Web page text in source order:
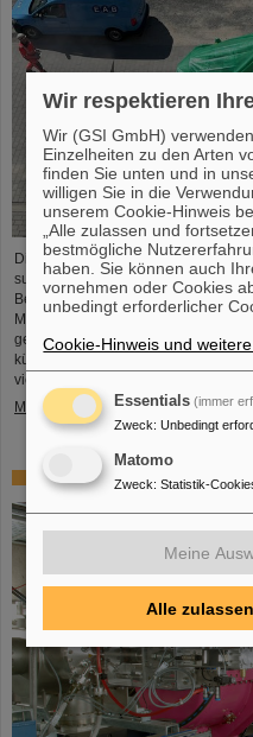
Die erste Komponente des FAIR-
supraleitender Multiplett-Magnet, ist
Bei einem Multiplett handelt es sich
Magnettypen (Quadrupol, Sextupol,
gemeinsamen flüssigen
kürzliche Transport der rund fünf
vier Meter hohen Komponente mit
Mehr »
Erstes Experiment mit
Wir respektieren
Wir (GSI GmbH)
Einzelheiten zu den Arten
finden Sie unten und in
willigen Sie in die
unserem Cookie-Hinweis
„Alle zulassen und
bestmögliche
haben. Sie können auch
vornehmen oder Cookies
unbedingt erforderlicher
Cookie-Hinweis und
Essentials (immer
Zweck: Unbedingt
Matomo
Zweck: Statistik-
Meine
Alle